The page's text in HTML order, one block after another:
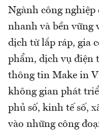
Ngành công nghiệp
nhanh và bền vững
dịch từ lắp ráp, gia
phẩm, dịch vụ điện
thông tin Make in
không gian phát
phủ số, kinh tế số,
vào những công